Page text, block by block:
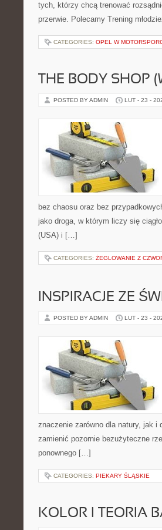
tych, którzy chcą trenować
przerwie. Polecamy Trening
CATEGORIES: OPEL W
THE BODY SHOP
POSTED BY ADMIN LUT - 23 -
bez chaosu oraz bez
jako droga, w którym liczy się
(USA) i […]
CATEGORIES: ŻEGLOWANIE Z
INSPIRACJE ZE
POSTED BY ADMIN LUT - 23 -
znaczenie zarówno dla natury, jak
zamienić pozornie bezużyteczne
ponownego […]
CATEGORIES: PIEKARY ŚLĄSKIE
KOLOR I TEORIA